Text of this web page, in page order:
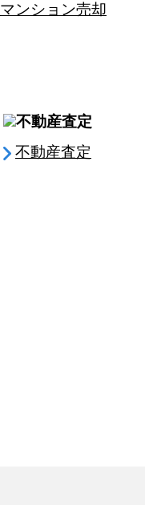
マンション売却
不動産査定